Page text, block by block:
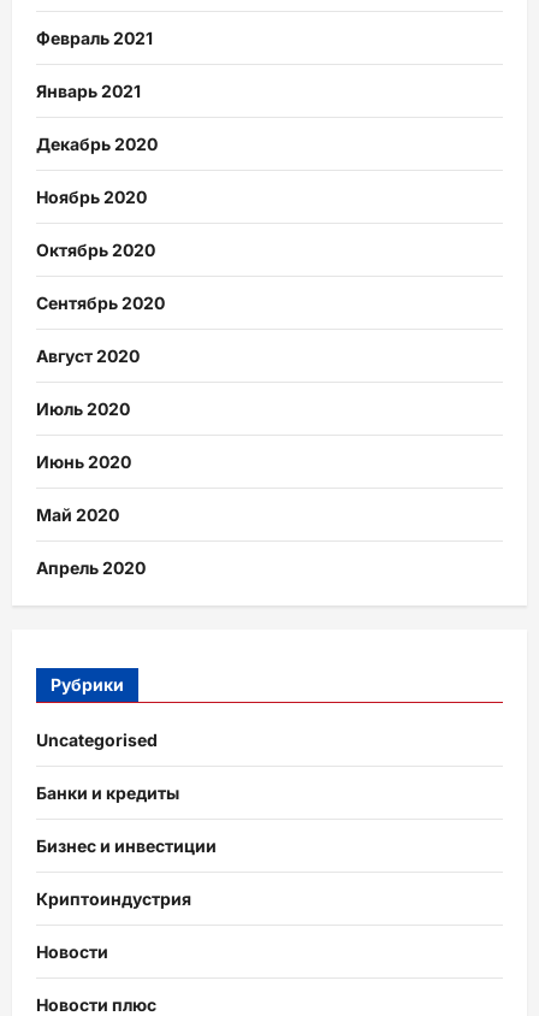
Февраль 2021
Январь 2021
Декабрь 2020
Ноябрь 2020
Октябрь 2020
Сентябрь 2020
Август 2020
Июль 2020
Июнь 2020
Май 2020
Апрель 2020
Рубрики
Uncategorised
Банки и кредиты
Бизнес и инвестиции
Криптоиндустрия
Новости
Новости плюс